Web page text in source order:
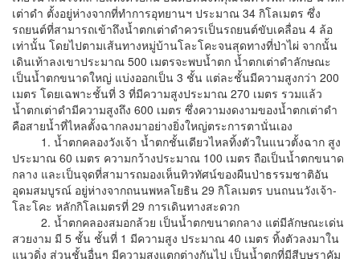
เต่าดำ ตั้งอยู่ห่างจากที่ทำการอุทยานฯ ประมาณ 34 กิโลเมตร ซึ่ง
รถยนต์ที่สามารถเข้าถึงน้ำตกเต่าดำควรเป็นรถยนต์ขับเคลื่อน 4 ล้อ
เท่านั้น โดยไปตามเส้นทางหมู่บ้านโละโคะจนสุดทางที่ป่าไผ่ จากนั้น
เดินเท้าลงเขาประมาณ 500 เมตรจะพบน้ำตก น้ำตกเต่าดำลักษณะ
เป็นน้ำตกขนาดใหญ่ แบ่งออกเป็น 3 ชั้น แต่ละชั้นมีความสูงกว่า 200
เมตร โดยเฉพาะชั้นที่ 3 ที่มีความสูงประมาณ 270 เมตร รวมแล้ว
น้ำตกเต่าดำมีความสูงถึง 600 เมตร ซึ่งความงดงามของน้ำตกเต่าดำ
คือสายน้ำที่ไหลตั้งฉากลงมาอย่างยิ่งใหญ่ตระการตานั่นเอง
1. น้ำตกคลองวังเจ้า น้ำตกชั้นเดียวไหลทิ้งตัวในแนวตั้งฉาก สูง
ประมาณ 60 เมตร ความกว้างประมาณ 100 เมตร ถือเป็นน้ำตกขนาด
กลาง และเป็นจุดที่สามารถมองเห็นทิวทัศน์ของผืนป่าธรรมชาติอัน
อุดมสมบูรณ์ อยู่ห่างจากถนนพหลโยธิน 29 กิโลเมตร บนถนนวังเจ้า-
โละโคะ หลักกิโลเมตรที่ 29 การเดินทางสะดวก
2. น้ำตกคลองสมอกล้วย เป็นน้ำตกขนาดกลาง แต่มีลักษณะเด่น
สวยงาม มี 5 ชั้น ชั้นที่ 1 มีความสูง ประมาณ 40 เมตร ทิ้งตัวลงมาใน
แนวดิ่ง ส่วนชั้นอื่นๆ มีความสูงแตกต่างกันไป เป็นน้ำตกที่มีสีบุษราคัม